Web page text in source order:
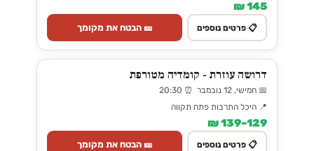
145 ₪
📋 פרטים נוספים 🎫 הבטח את מקומך
דרושה עוזרת - קומדיה מטורפת
📅 חמישי, 12 נובמבר ⏰ 20:30
📍 היכל התרבות פתח תקווה
129–139 ₪
📋 פרטים נוספים 🎫 הבטח את מקומך